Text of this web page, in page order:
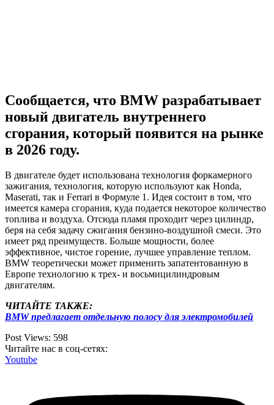
Сообщается, что BMW разрабатывает
новый двигатель внутреннего
сгорания, который появится на рынке
в 2026 году.
В двигателе будет использована технология форкамерного
зажигания, технология, которую используют как Honda,
Maserati, так и Ferrari в Формуле 1. Идея состоит в том, что
имеется камера сгорания, куда подается некоторое количество
топлива и воздуха. Отсюда пламя проходит через цилиндр,
беря на себя задачу сжигания бензино-воздушной смеси. Это
имеет ряд преимуществ. Больше мощности, более
эффективное, чистое горение, лучшее управление теплом.
BMW теоретически может применить запатентованную в
Европе технологию к трех- и восьмицилиндровым
двигателям.
ЧИТАЙТЕ ТАКЖЕ:
BMW предлагает отдельную полосу для электромобилей
Post Views: 598
Читайте нас в соц-сетях:
Youtube